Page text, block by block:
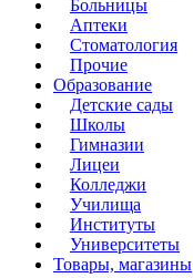
Больницы
Аптеки
Стоматология
Прочие
Образование
Детские сады
Школы
Гимназии
Лицеи
Колледжи
Училища
Институты
Университеты
Товары, магазины